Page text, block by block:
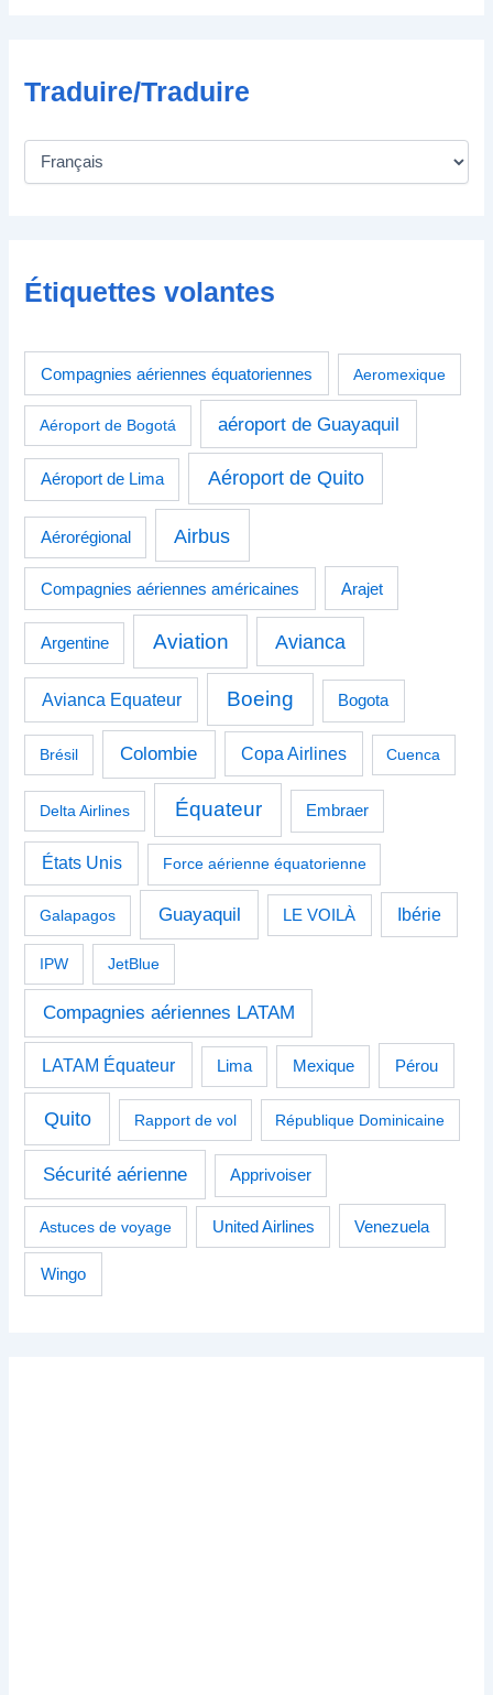
Traduire/Traduire
Étiquettes volantes
Compagnies aériennes équatoriennes Aeromexique
Aéroport de Bogotá aéroport de Guayaquil
Aéroport de Lima Aéroport de Quito
Aérorégional Airbus
Compagnies aériennes américaines Arajet
Argentine Aviation Avianca
Avianca Equateur Boeing Bogota
Brésil Colombie Copa Airlines Cuenca
Delta Airlines Équateur Embraer
États Unis Force aérienne équatorienne
Galapagos Guayaquil LE VOILÀ Ibérie
IPW JetBlue
Compagnies aériennes LATAM
LATAM Équateur Lima Mexique Pérou
Quito Rapport de vol République Dominicaine
Sécurité aérienne Apprivoiser
Astuces de voyage United Airlines Venezuela
Wingo